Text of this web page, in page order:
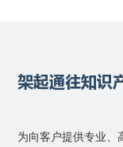
架起通往知识
为向客户提供专业、